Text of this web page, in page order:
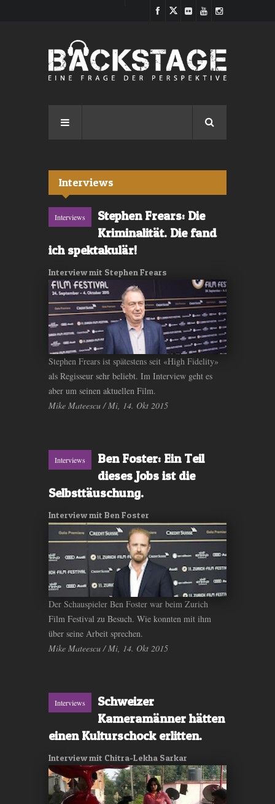
Interviews
Interviews
Stephen Frears: Die
Kriminalität. Die fand
ich spektakulär!
Interview mit Stephen Frears
Stephen Frears ist spätestens seit «High Fidelity»
als Regisseur sehr beliebt. Im Interview geht es
aber um seinen aktuellen Film.
Mike Mateescu / Mi, 14. Okt 2015
Interviews
Ben Foster: Ein Teil
dieses Jobs ist die
Selbsttäuschung.
Interview mit Ben Foster
Der Schauspieler Ben Foster war beim Zurich
Film Festival zu Besuch. Wie konnten mit ihm
über seine Arbeit sprechen.
Mike Mateescu / Mi, 14. Okt 2015
Interviews
Schweizer
Kameramänner hätten
einen Kulturschock erlitten.
Interview mit Chitra-Lekha Sarkar